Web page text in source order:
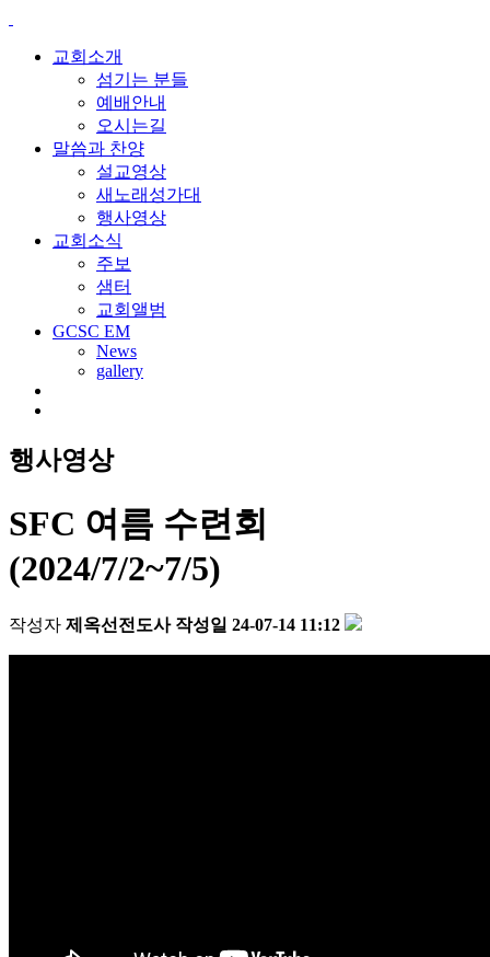
교회소개
섬기는 분들
예배안내
오시는길
말씀과 찬양
설교영상
새노래성가대
행사영상
교회소식
주보
샘터
교회앨범
GCSC EM
News
gallery
행사영상
SFC 여름 수련회
(2024/7/2~7/5)
작성자 제옥선전도사 작성일 24-07-14 11:12